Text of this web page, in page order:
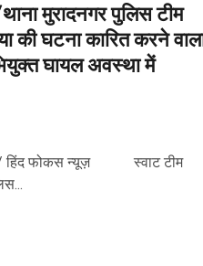
मुरादनगर पुलिस टीम
की घटना कारित करने
घायल अवस्था में
/ हिंद फोकस न्यूज़ स्वाट टीम